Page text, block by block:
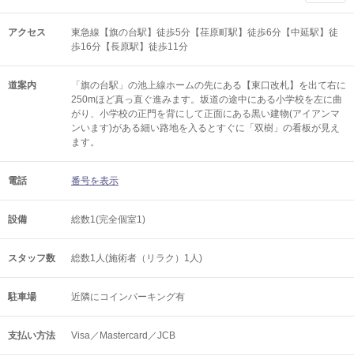
アクセス
東急線【旗の台駅】徒歩5分【荏原町駅】徒歩6分【中延駅】徒
歩16分【長原駅】徒歩11分
道案内
「旗の台駅」の池上線ホームの先にある【東口改札】を出て右に
250mほど真っ直ぐ進みます。坂道の途中にある小学校を左に曲
がり、小学校の正門を背にして正面にある黒い建物(アイアンマ
ンいます)がある細い路地を入るとすぐに「双樹」の看板が見え
ます。
電話 番号を表示
設備 総数1(完全個室1)
スタッフ数 総数1人(施術者（リラク）1人)
駐車場 近隣にコインパーキング有
支払い方法 Visa／Mastercard／JCB